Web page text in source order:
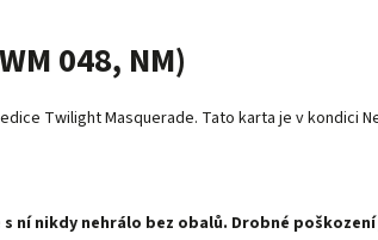
048, NM)
Twilight Masquerade. Tato karta je v kondici
ní nikdy nehrálo bez obalů. Drobné